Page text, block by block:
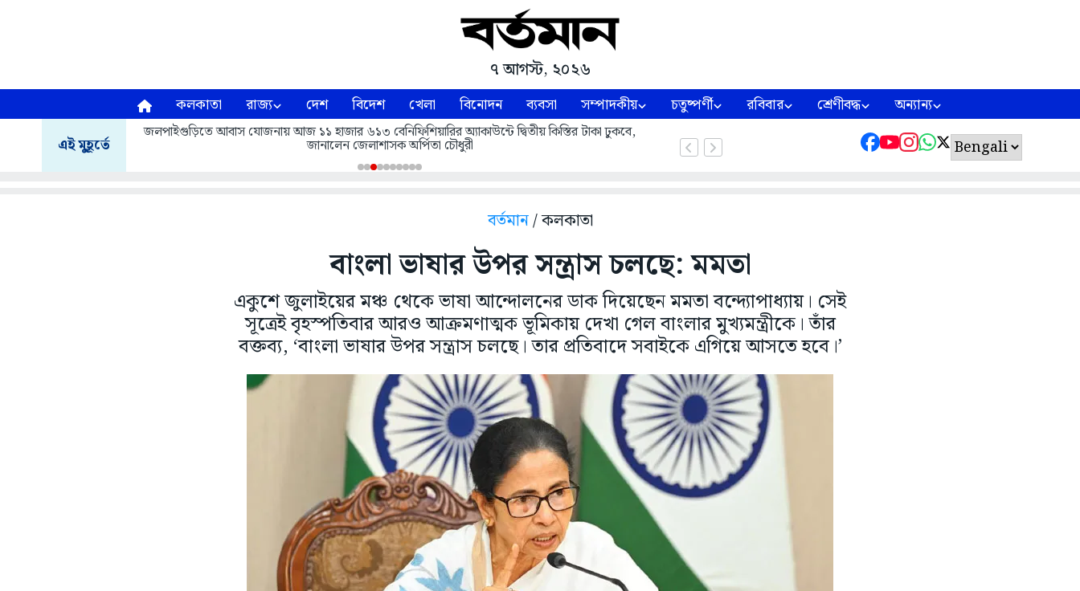
৭ আগস্ট, ২০২৬
কলকাতা রাজ্য দেশ বিদেশ খেলা বিনোদন ব্যবসা সম্পাদকীয় চতুষ্পর্ণী রবিবার শ্রেণীবদ্ধ অন্যান্য
এই মুহূর্তে
জলপাইগুড়িতে আবাস যোজনায় আজ ১১ হাজার ৬১৩ বেনিফিশিয়ারির অ্যাকাউন্টে দ্বিতীয় কিস্তির টাকা ঢুকবে,
জানালেন জেলাশাসক অর্পিতা চৌধুরী
বর্তমান/ কলকাতা
বাংলা ভাষার উপর সন্ত্রাস চলছে: মমতা
একুশে জুলাইয়ের মঞ্চ থেকে ভাষা আন্দোলনের ডাক দিয়েছেন মমতা বন্দ্যোপাধ্যায়। সেই
সূত্রেই বৃহস্পতিবার আরও আক্রমণাত্মক ভূমিকায় দেখা গেল বাংলার মুখ্যমন্ত্রীকে। তাঁর
বক্তব্য, ‘বাংলা ভাষার উপর সন্ত্রাস চলছে। তার প্রতিবাদে সবাইকে এগিয়ে আসতে হবে।’